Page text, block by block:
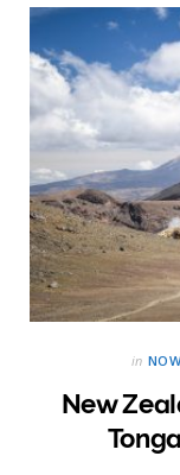
in
New